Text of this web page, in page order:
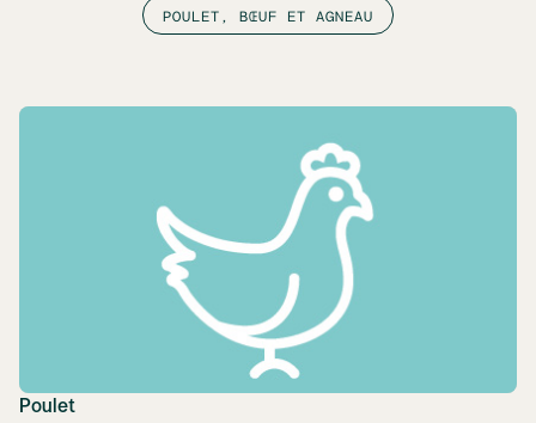
POULET, BŒUF ET AGNEAU
Poulet